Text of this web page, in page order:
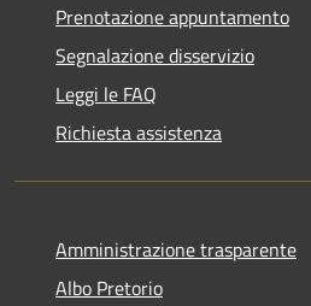
Prenotazione appuntamento
Segnalazione disservizio
Leggi le FAQ
Richiesta assistenza
Amministrazione trasparente
Albo Pretorio